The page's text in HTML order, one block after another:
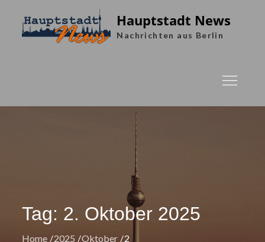
content
Hauptstadt News
Nachrichten aus Berlin
Tag: 2. Oktober 2025
Home 2025 Oktober 2